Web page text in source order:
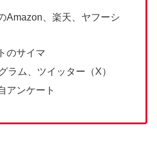
Amazon、楽天、ヤフーシ
のサイマ
ラム、ツイッター（X）
アンケート